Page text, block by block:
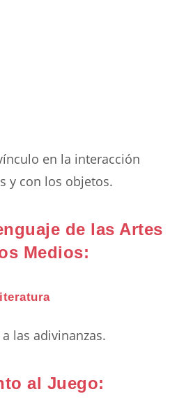
en la interacción
y con los objetos.
de las Artes
Medios:
las adivinanzas.
al Juego: